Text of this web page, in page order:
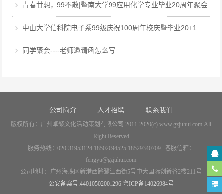
青春廿想，99不散|暨南大学99应用化学专业毕业20周年聚会
中山大学信科院电子系99级庆祝100周年校庆暨毕业20+1周年聚会
同学聚会----老师邀请函怎么写
公司简介 人才招聘 联系我们
版权所有：广州卓聚文化活动策划有限公司 2011-2020(c) www.gzjuhui.com All
Right Reserved
服务热线：020-31953124 18502094525 18529340709 客服信箱：
fengyu@gzjuhui.com
公司地址：广州海珠区新港西路鹭江西街5号中大国际创新谷2楼211号
公安备案号:44010502001296 粤ICP备14026984号